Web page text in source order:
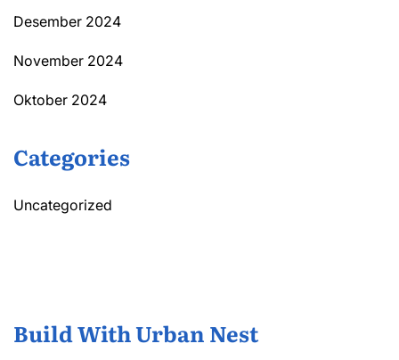
Desember 2024
November 2024
Oktober 2024
Categories
Uncategorized
Build With Urban Nest